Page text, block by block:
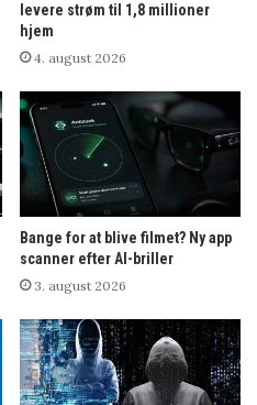
levere strøm til 1,8 millioner
hjem
4. august 2026
Bange for at blive filmet? Ny app
scanner efter AI-briller
3. august 2026